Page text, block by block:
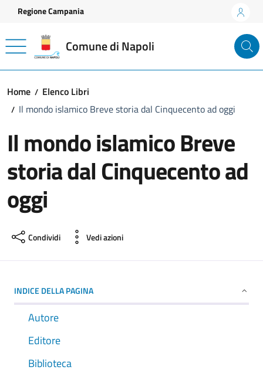
Vai ai contenuti
Vai al footer
Regione Campania
Comune di Napoli
Home
Elenco Libri
Il mondo islamico Breve storia dal Cinquecento ad oggi
Il mondo islamico Breve
storia dal Cinquecento ad
oggi
Condividi Vedi azioni
INDICE DELLA PAGINA
Autore
Editore
Biblioteca